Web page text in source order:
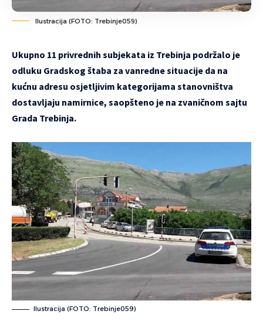
Ilustracija (FOTO: Trebinje059)
Ukupno 11 privrednih subjekata iz Trebinja podržalo je
odluku Gradskog štaba za vanredne situacije da na
kućnu adresu osjetljivim kategorijama stanovništva
dostavljaju namirnice, saopšteno je na zvaničnom sajtu
Grada Trebinja.
Ilustracija (FOTO: Trebinje059)